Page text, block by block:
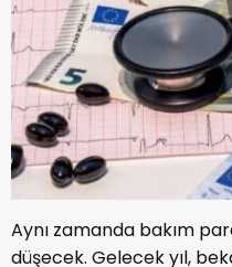
Aynı zamanda bakım
düşecek. Gelecek yıl,